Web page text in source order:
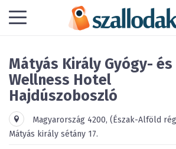
Mátyás Király Gyógy- és
Wellness Hotel
Hajdúszoboszló
Magyarország 4200, (Észak-Alföld
Mátyás király sétány 17.